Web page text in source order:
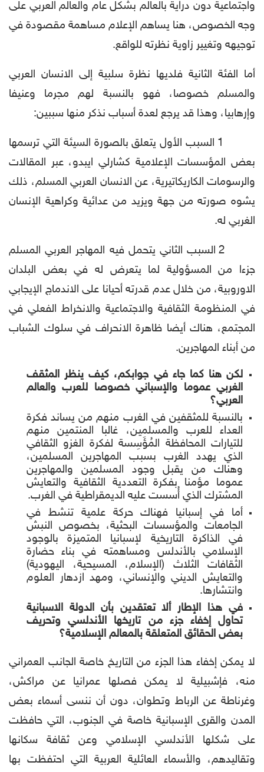
واجتماعية دون دراية بالعالم بشكل عام والعالم العربي على
وجه الخصوص، هنا يساهم الإعلام مساهمة مقصودة في
توجيهه وتغيير زاوية نظرته للواقع.
أما الفئة الثانية فلديها نظرة سلبية إلى الانسان العربي
والمسلم خصوصا، فهو بالنسبة لهم مجرما وعنيفا
وإرهابيا، وهذا قد يرجع لعدة أسباب نذكر منها سببين:
1 السبب الأول يتعلق بالصورة السيئة التي ترسمها
بعض المؤسسات الإعلامية كشارلي ايبدو، عبر المقالات
والرسومات الكاريكاتيرية، عن الانسان العربي المسلم، ذلك
يشوه صورته من جهة ويزيد من عدائية وكراهية الإنسان
الغربي له.
2 السبب الثاني يتحمل فيه المهاجر العربي المسلم
جزءا من المسؤولية لما يتعرض له في بعض البلدان
الاوروبية، من خلال عدم قدرته أحيانا على الاندماج الإيجابي
في المنظومة الثقافية والاجتماعية والانخراط الفعلي في
المجتمع، هناك أيضا ظاهرة الانحراف في سلوك الشباب
من أبناء المهاجرين.
لكن هنا كما جاء في جوابكم، كيف ينظر المثقف
الغربي عموما والإسباني خصوصا للعرب والعالم
العربي؟
بالنسبة للمثقفين في الغرب منهم من يساند فكرة
العداء للعرب والمسلمين، غالبا المنتمين منهم
للتيارات المحافظة المُؤَسِسة لفكرة الغزو الثقافي
الذي يهدد الغرب بسبب المهاجرين المسلمين،
وهناك من يقبل وجود المسلمين والمهاجرين
عموما مؤمنا بفكرة التعددية الثقافية والتعايش
المشترك الذي أُسست عليه الديمقراطية في الغرب.
أما في إسبانيا فهناك حركة علمية تنشط في
الجامعات والمؤسسات البحثية، بخصوص النبش
في الذاكرة التاريخية لإسبانيا المتميزة بالوجود
الإسلامي بالأندلس ومساهمته في بناء حضارة
الثقافات الثلاث (الإسلام، المسيحية، اليهودية)
والتعايش الديني والإنساني، ومهد ازدهار العلوم
وانتشارها.
في هذا الإطار ألا تعتقدين بأن الدولة الاسبانية
تحاول إخفاء جزء من تاريخها الأندلسي وتحريف
بعض الحقائق المتعلقة بالمعالم الإسلامية؟
لا يمكن إخفاء هذا الجزء من التاريخ خاصة الجانب العمراني
منه، فإشبيلية لا يمكن فصلها عمرانيا عن مراكش،
وغرناطة عن الرباط وتطوان، دون أن ننسى أسماء بعض
المدن والقرى الإسبانية خاصة في الجنوب، التي حافظت
على شكلها الأندلسي الإسلامي وعن ثقافة سكانها
وتقاليدهم، والأسماء العائلية العربية التي احتفظت بها